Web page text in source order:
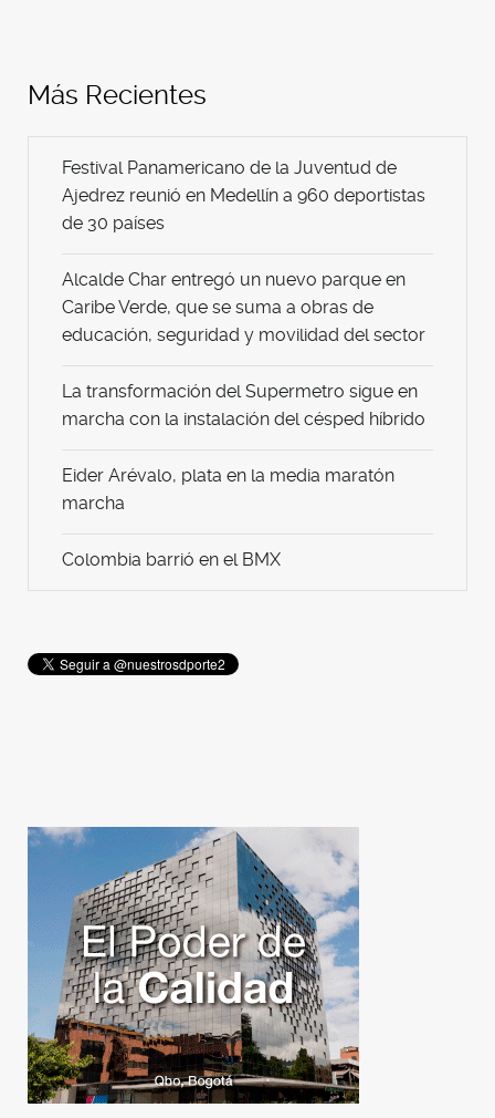
Más Recientes
Festival Panamericano de la Juventud de
Ajedrez reunió en Medellín a 960 deportistas
de 30 países
Alcalde Char entregó un nuevo parque en
Caribe Verde, que se suma a obras de
educación, seguridad y movilidad del sector
La transformación del Supermetro sigue en
marcha con la instalación del césped híbrido
Eider Arévalo, plata en la media maratón
marcha
Colombia barrió en el BMX